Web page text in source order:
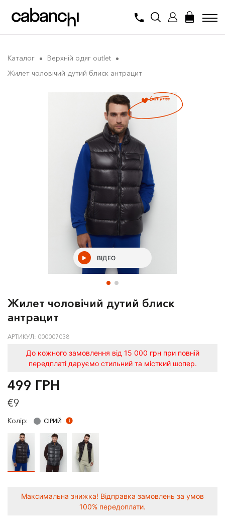
Каталог
Верхній одяг outlet
Жилет чоловічий дутий блиск антрацит
Last price
ВІДЕО
Жилет чоловічий дутий блиск
антрацит
АРТИКУЛ: 000007038
До кожного замовлення від 15 000 грн при повній
передплаті даруємо стильний та місткий шопер.
499 ГРН
€9
Колір: СIРИЙ
Максимальна знижка! Відправка замовлень за умов
100% передоплати.